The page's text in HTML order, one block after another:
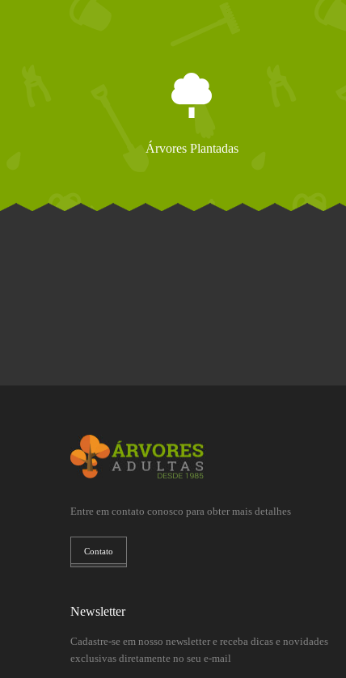
Árvores Plantadas
Entre em contato conosco para obter mais detalhes
Contato
Newsletter
Cadastre-se em nosso newsletter e receba dicas e novidades
exclusivas diretamente no seu e-mail